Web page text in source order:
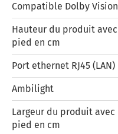
Compatible Dolby Vision
Hauteur du produit avec
pied en cm
Port ethernet RJ45 (LAN)
Ambilight
Largeur du produit avec
pied en cm